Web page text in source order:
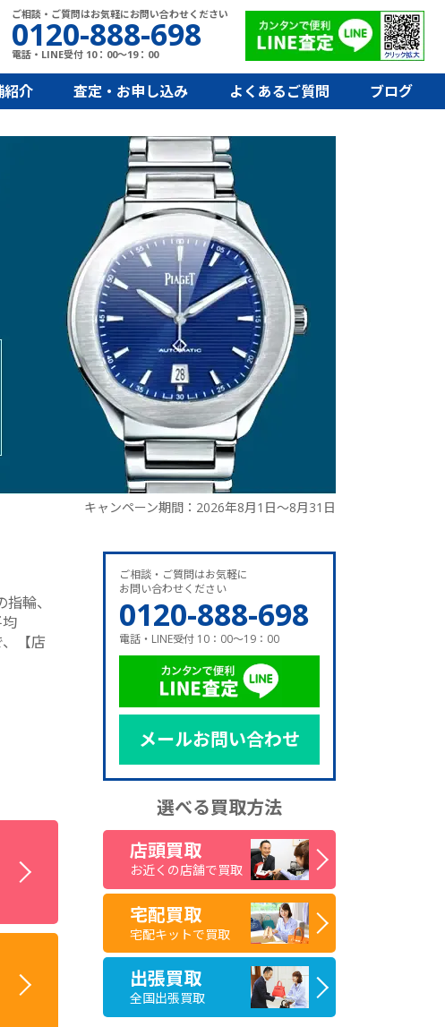
ご相談・ご質問はお気軽にお問い合わせください
0120-888-698
電話・LINE受付 10：00～19：00
紹介 査定・お申し込み よくあるご質問 ブログ
キャンペーン期間：2026年8月1日～8月31日
輪、
【店
ご相談・ご質問はお気軽に
お問い合わせください
0120-888-698
電話・LINE受付 10：00～19：00
メールお問い合わせ
選べる買取方法
店頭買取
お近くの店舗で買取
宅配買取
宅配キットで買取
出張買取
全国出張買取